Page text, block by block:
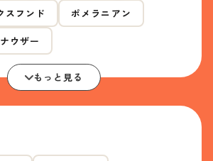
スフンド ポメラニアン
ウザー
もっと見る